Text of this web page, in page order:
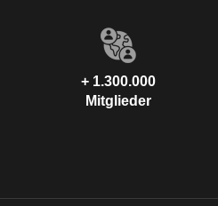
+ 1.300.000
Mitglieder